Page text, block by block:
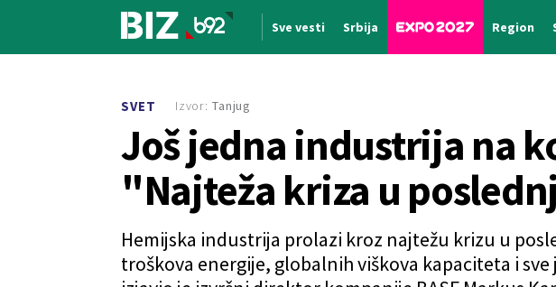
Sve vesti Srbija Region
SVET
Još jedna industrija na
"Najteža kriza u
Hemijska industrija prolazi kroz najtežu krizu u
troškova energije, globalnih viškova kapaciteta i
Izvor: Tanjug